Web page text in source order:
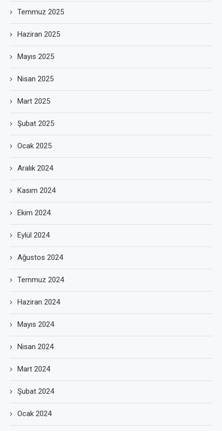
Temmuz 2025
Haziran 2025
Mayıs 2025
Nisan 2025
Mart 2025
Şubat 2025
Ocak 2025
Aralık 2024
Kasım 2024
Ekim 2024
Eylül 2024
Ağustos 2024
Temmuz 2024
Haziran 2024
Mayıs 2024
Nisan 2024
Mart 2024
Şubat 2024
Ocak 2024